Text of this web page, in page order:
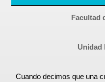
Información sobre SPAM y
Facultad
Unidad
Cuando decimos que una